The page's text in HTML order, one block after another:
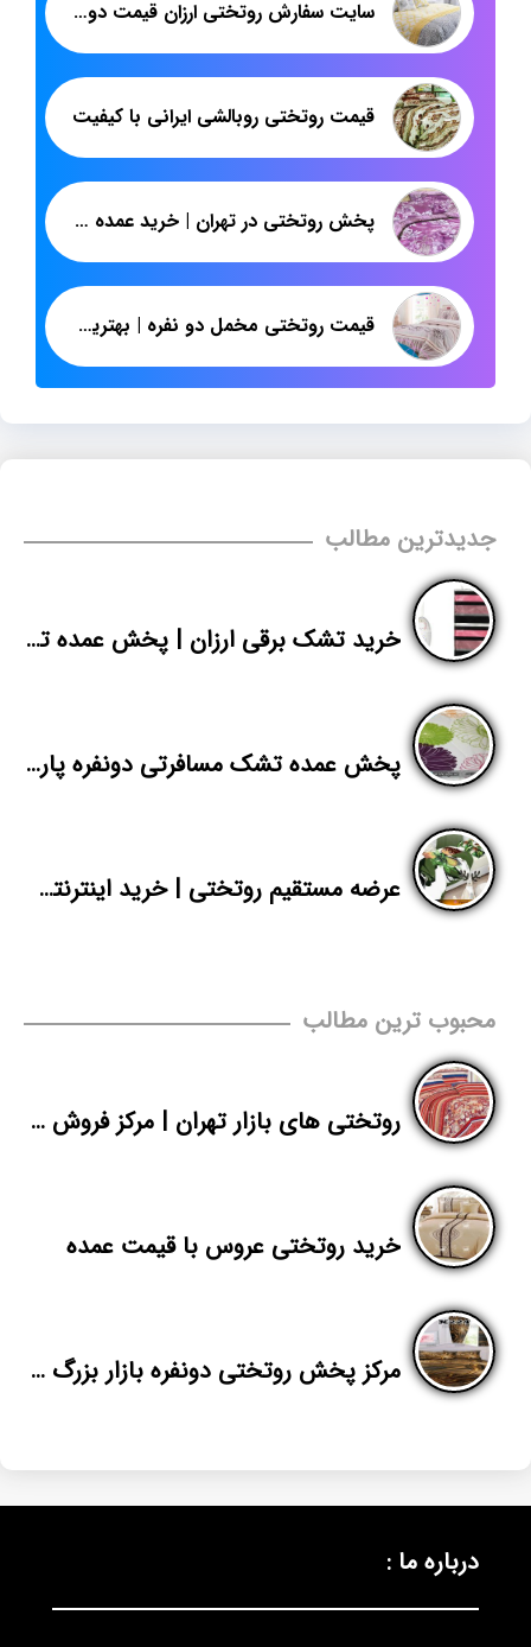
سایت سفارش روتختی ارزان قیمت دو نفره
قیمت روتختی روبالشی ایرانی با کیفیت
پخش روتختی در تهران | خرید عمده روتختی پارچه پلی استر دونفره
قیمت روتختی مخمل دو نفره | بهترین مرکز فروش عمده سرویس خواب
جدیدترین مطالب
خرید تشک برقی ارزان | پخش عمده تشک بهتاب | پاندا
پخش عمده تشک مسافرتی دونفره پارچه فیلامنت
عرضه مستقیم روتختی | خرید اینترنتی روتختی یک نفره | پاندا
محبوب ترین مطالب
روتختی های بازار تهران | مرکز فروش عمده روتختی اسپرت برای صادرات
خرید روتختی عروس با قیمت عمده
مرکز پخش روتختی دونفره بازار بزرگ تهران
درباره ما :